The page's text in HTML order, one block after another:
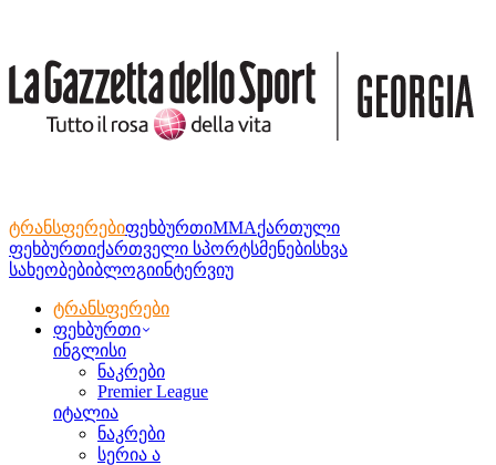
ტრანსფერებიფეხბურთიMMAქართული
ფეხბურთიქართველი სპორტსმენებისხვა
სახეობებიბლოგიინტერვიუ
ტრანსფერები
ფეხბურთი
ინგლისი
ნაკრები
Premier League
იტალია
ნაკრები
სერია ა